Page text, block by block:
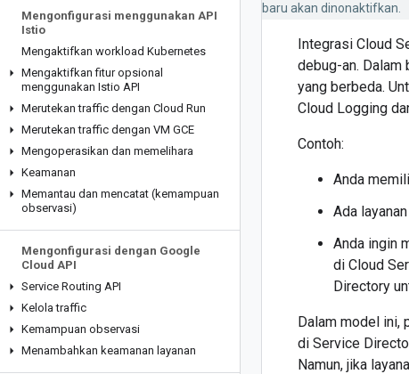
Mengonfigurasi menggunakan API
Istio
Mengaktifkan workload Kubernetes
Mengaktifkan fitur opsional
menggunakan Istio API
Merutekan traffic dengan Cloud Run
Merutekan traffic dengan VM GCE
Mengoperasikan dan memelihara
Keamanan
Memantau dan mencatat (kemampuan
observasi)
Mengonfigurasi dengan Google
Cloud API
Service Routing API
Kelola traffic
Kemampuan observasi
Menambahkan keamanan layanan
baru akan dinonaktifkan.
Integrasi Cloud
debug-an. Dalam
yang berbeda.
Cloud Logging
Contoh:
Anda
Ada layanan
Anda ingin
di Cloud
Directory
Dalam model ini,
di Service
Namun, jika